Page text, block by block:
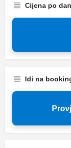
Cijena po
Idi na